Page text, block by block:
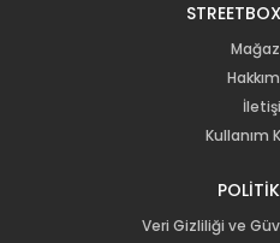
Kullanım
Veri Gizliliği ve